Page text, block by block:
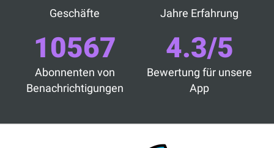
Geschäfte Jahre Erfahrung
10567
Abonnenten von
Benachrichtigungen
4.3/5
Bewertung für unsere
App